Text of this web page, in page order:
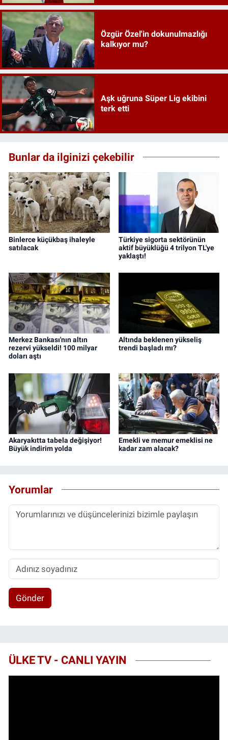
Özgür Özel'in dokunulmazlığı
kalkıyor mu?
Aşk uğruna Süper Lig ekibini
terk etti
Bunlar da ilginizi çekebilir
Binlerce küçükbaş ihaleyle
satılacak
Türkiye sigorta sektörünün
aktif büyüklüğü 4 trilyon TL'ye
yaklaştı!
Merkez Bankası'nın altın
rezervi yükseldi! 100 milyar
doları aştı
Altında beklenen yükseliş
trendi başladı mı?
Akaryakıtta tabela değişiyor!
Büyük indirim yolda
Emekli ve memur emeklisi ne
kadar zam alacak?
Yorumlar
Gönder
ÜLKE TV - CANLI YAYIN